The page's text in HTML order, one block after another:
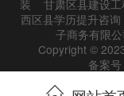
装
甘肃区县建设工
西区县学历提升咨询
子商务有限公
Copyright ©
备案